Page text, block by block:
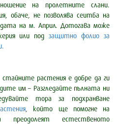
на пролетните слани.
обаче, не позволява сеитба на
на м. Април. Дотогава може
или подзащитно фолио за
растения е добре да ги
им – Разгледайте пълната ни
тора за подхранване
, който ще помогне на
естественото